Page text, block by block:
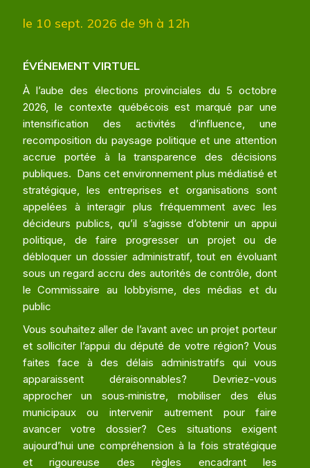
le 10 sept. 2026 de 9h à 12h
ÉVÉNEMENT VIRTUEL
À l’aube des élections provinciales du 5 octobre
2026, le contexte québécois est marqué par une
intensification des activités d’influence, une
recomposition du paysage politique et une attention
accrue portée à la transparence des décisions
publiques. Dans cet environnement plus médiatisé et
stratégique, les entreprises et organisations sont
appelées à interagir plus fréquemment avec les
décideurs publics, qu’il s’agisse d’obtenir un appui
politique, de faire progresser un projet ou de
débloquer un dossier administratif, tout en évoluant
sous un regard accru des autorités de contrôle, dont
le Commissaire au lobbyisme, des médias et du
public
Vous souhaitez aller de l’avant avec un projet porteur
et solliciter l’appui du député de votre région? Vous
faites face à des délais administratifs qui vous
apparaissent déraisonnables? Devriez-vous
approcher un sous‑ministre, mobiliser des élus
municipaux ou intervenir autrement pour faire
avancer votre dossier? Ces situations exigent
aujourd’hui une compréhension à la fois stratégique
et rigoureuse des règles encadrant les